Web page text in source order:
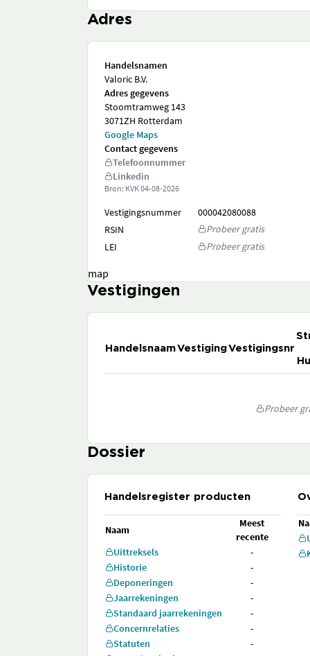
Adres
Handelsnamen
Valoric B.V.
Adres gegevens
Stoomtramweg 143
3071ZH Rotterdam
Google Maps
Contact gegevens
Telefoonnummer
Linkedin
Bron: KVK04-08-2026
Vestigingsnummer
000042080088
RSIN
Probeer gratis
LEI
Probeer gratis
map
Vestigingen
HandelsnaamVestigingVestigingsnr
Probeer
Dossier
Handelsregister producten
Naam
Meest
recente
Uittreksels
-
Historie
-
Deponeringen
-
Jaarrekeningen
-
Standaard jaarrekeningen
-
Concernrelaties
-
Statuten
-